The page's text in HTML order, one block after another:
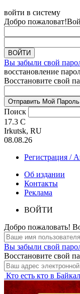
войти в систему
Добро пожаловат!
Вы забыли свой
восстановление
Восстановите свой
Поиск
17.3 C
Irkutsk, RU
08.08.26
Регистрация /
Об издании
Контакты
Реклама
ВОЙТИ
Добро пожаловать!
Вы забыли свой
Восстановите свой
Кто есть кто в